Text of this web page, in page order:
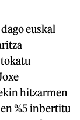
euskal
hitzarmen
%5 inbertitu